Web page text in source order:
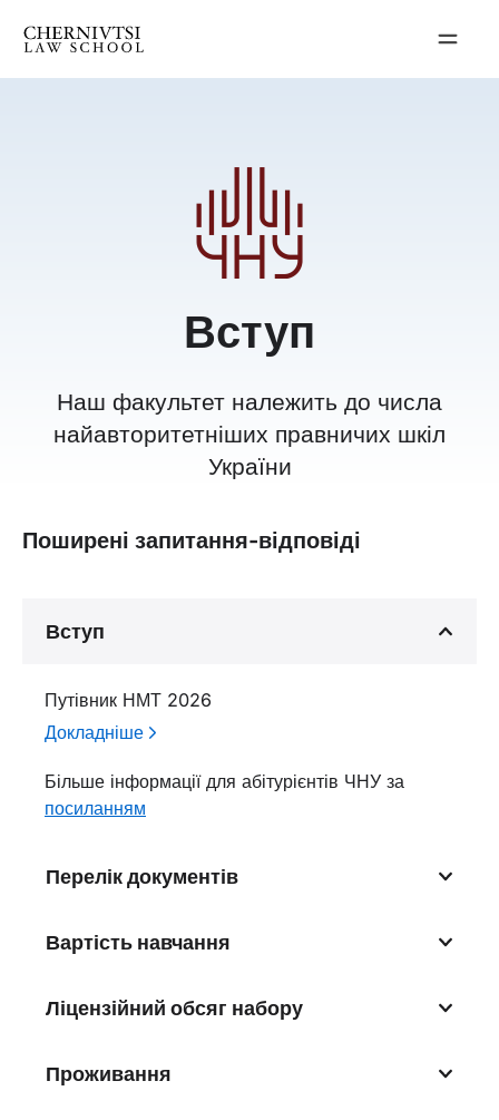
Вступ
Наш факультет належить до числа
найавторитетніших правничих шкіл
України
Поширені запитання-відповіді
Вступ
Путівник НМТ 2026
Докладніше
Більше інформації для абітурієнтів ЧНУ за
посиланням
Перелік документів
Вартість навчання
Ліцензійний обсяг набору
Проживання